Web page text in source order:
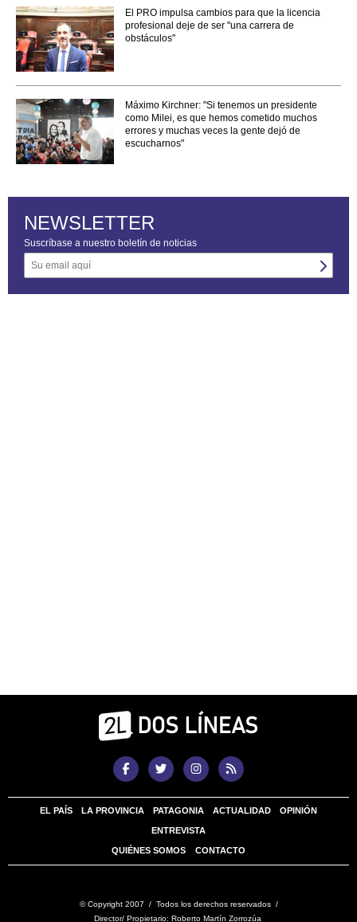
El PRO impulsa cambios para que la licencia
profesional deje de ser "una carrera de
obstáculos"
Máximo Kirchner: "Si tenemos un presidente
como Milei, es que hemos cometido muchos
errores y muchas veces la gente dejó de
escucharnos"
NEWSLETTER
Suscríbase a nuestro boletín de noticias
EL PAÍS LA PROVINCIA PATAGONIA ACTUALIDAD OPINIÓN
ENTREVISTA
QUIÉNES SOMOS CONTACTO
© Copyright 2007 / Todos los derechos reservados /
Director/ Propietario: Roberto Martín Zorrozúa